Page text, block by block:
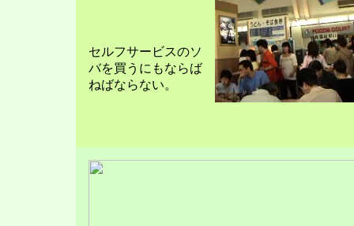
セルフサービスのソ
バを買うにもならば
ねばならない。